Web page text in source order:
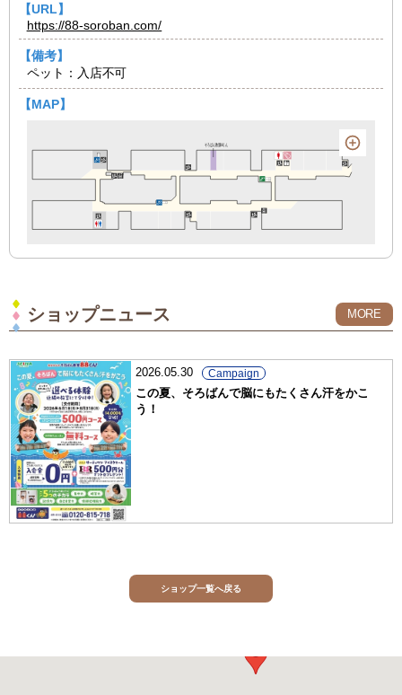
【URL】
https://88-soroban.com/
【備考】
ペット：入店不可
【MAP】
ショップニュース MORE
2026.05.30 Campaign
この夏、そろばんで脳にもたくさん汗をかこ
う！
ショップ一覧へ戻る